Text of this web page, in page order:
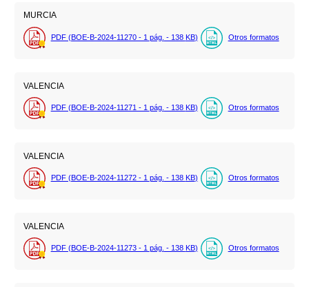
MURCIA
PDF (BOE-B-2024-11270 - 1 pág. - 138 KB) Otros formatos
VALENCIA
PDF (BOE-B-2024-11271 - 1 pág. - 138 KB) Otros formatos
VALENCIA
PDF (BOE-B-2024-11272 - 1 pág. - 138 KB) Otros formatos
VALENCIA
PDF (BOE-B-2024-11273 - 1 pág. - 138 KB) Otros formatos